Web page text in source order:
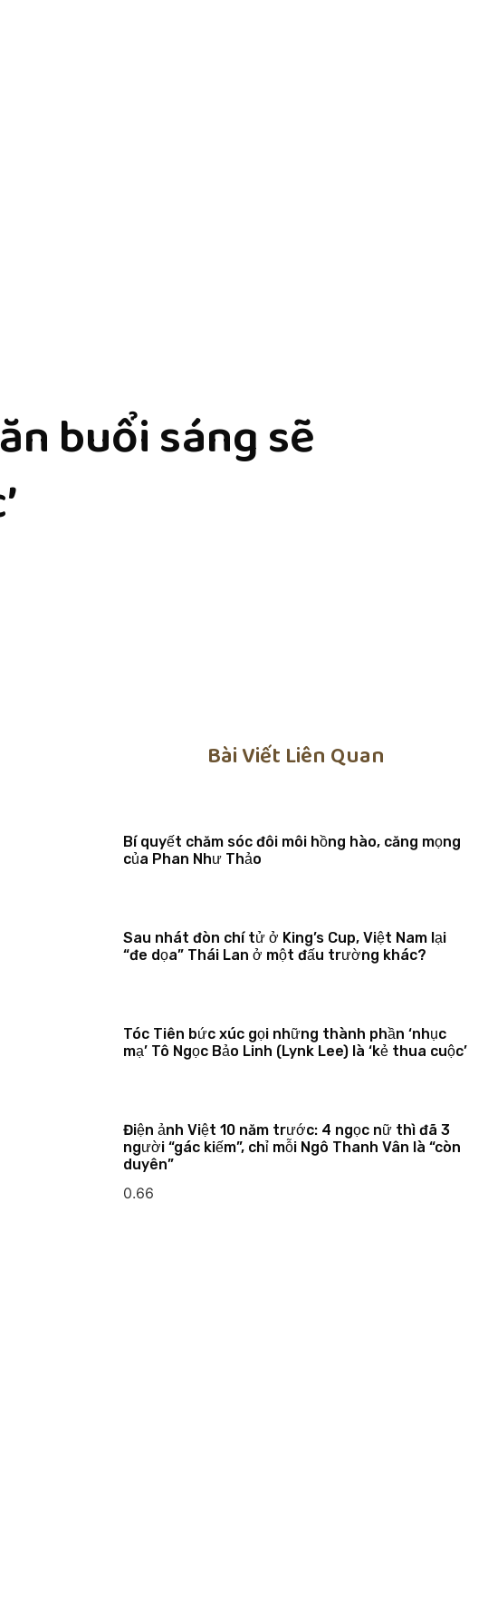
buổi sáng sẽ
Bài Viết Liên Quan
Bí quyết chăm sóc đôi môi hồng hào, căng mọng
của Phan Như Thảo
Sau nhát đòn chí tử ở King’s Cup, Việt Nam lại
“đe dọa” Thái Lan ở một đấu trường khác?
Tóc Tiên bức xúc gọi những thành phần ‘nhục
mạ’ Tô Ngọc Bảo Linh (Lynk Lee) là ‘kẻ thua cuộc’
Điện ảnh Việt 10 năm trước: 4 ngọc nữ thì đã 3
người “gác kiếm”, chỉ mỗi Ngô Thanh Vân là “còn
duyên”